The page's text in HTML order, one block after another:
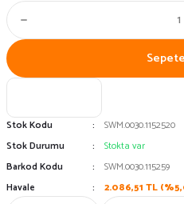
Stok Kodu
SWM.0030.1152520
Stok Durumu
Stokta var
Barkod Kodu
SWM.0030.115259
Havale
2.086,51 TL